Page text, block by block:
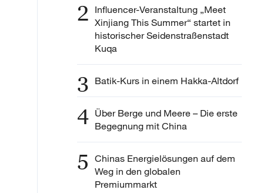
2 Influencer-Veranstaltung „Meet
Xinjiang This Summer“ startet in
historischer Seidenstraßenstadt
Kuqa
3 Batik-Kurs in einem Hakka-Altdorf
4 Über Berge und Meere – Die erste
Begegnung mit China
5 Chinas Energielösungen auf dem
Weg in den globalen
Premiummarkt